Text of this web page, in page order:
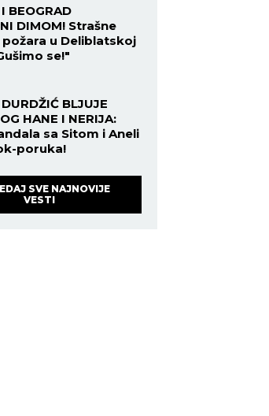
BEOGRAD
DIMOM! Strašne
u Deliblatskoj
se!"
BLJUJE
HANE I NERIJA:
sa Sitom i Aneli
poruka!
SVE NAJNOVIJE
VESTI